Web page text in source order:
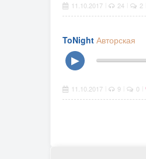
11.10.2017 24 2
ToNight Авторская
▶
11.10.2017 9 0